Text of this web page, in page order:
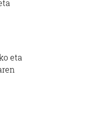
eta